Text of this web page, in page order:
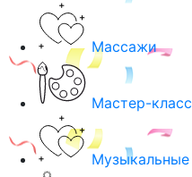
Массажи
Мастер-класс
Музыкальные